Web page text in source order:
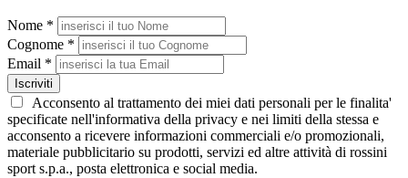
Nome *
Cognome *
Email *
Iscriviti
Acconsento al trattamento dei miei dati personali per le finalita'
specificate nell'informativa della privacy e nei limiti della stessa e
acconsento a ricevere informazioni commerciali e/o promozionali,
materiale pubblicitario su prodotti, servizi ed altre attività di rossini
sport s.p.a., posta elettronica e social media.